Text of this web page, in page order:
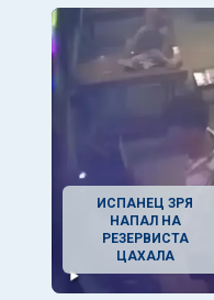
ИСПАНЕЦ ЗРЯ
НАПАЛ НА
РЕЗЕРВИСТА
ЦАХАЛА